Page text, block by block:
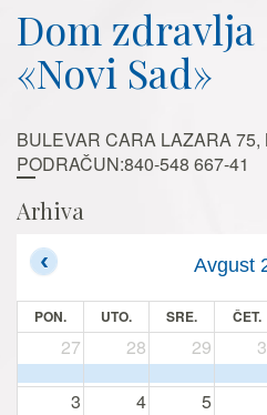
Dom zdravlja
«Novi Sad»
BULEVAR CARA LAZARA 75,
PODRAČUN:840-548 667-41
Arhiva
Avgust
PON. UTO. SRE. ČET.
27 28 29
3 4 5